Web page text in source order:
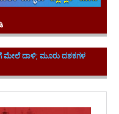
ದಾಳಿ; ಮೂರು ದಶಕಗಳ